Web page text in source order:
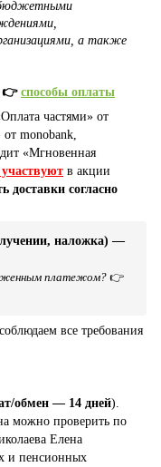
а также
способы оплаты
частями» от
monobank,
«Мгновенная
участвуют в акции
доставки согласно
наложка) —
платежом? 👉
все требования
обмен — 14 дней).
можно проверить по
Елена
и пенсионных